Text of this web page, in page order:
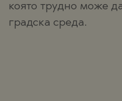
която трудно може
градска среда.